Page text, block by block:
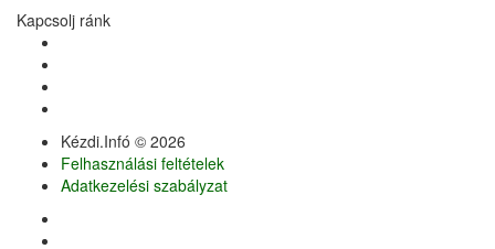
Kapcsolj ránk
Kézdi.Infó © 2026
Felhasználási feltételek
Adatkezelési szabályzat